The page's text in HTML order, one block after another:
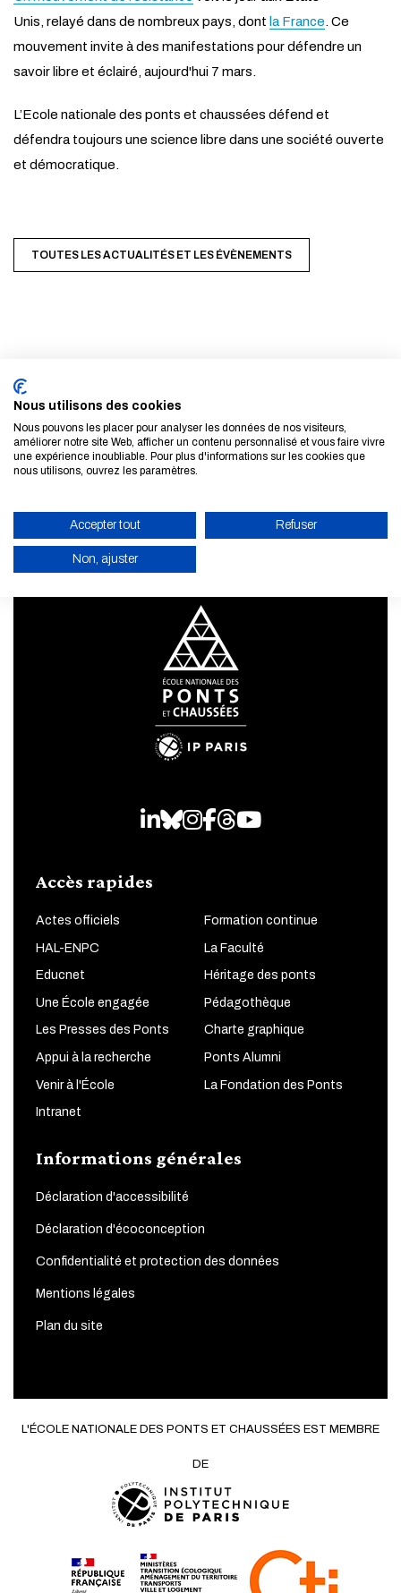
ACTIVER LE MODE ÉCO
ANNULER
Unis, relayé dans de nombreux pays, dont la France. Ce
mouvement invite à des manifestations pour défendre un
savoir libre et éclairé, aujourd'hui 7 mars.
L’Ecole nationale des ponts et chaussées défend et
défendra toujours une science libre dans une société ouverte
et démocratique.
TOUTES LES ACTUALITÉS ET LES ÉVÈNEMENTS
S'inscrire à la newsletter
EN SAVOIR PLUS
LinkedIn
Bluesky
Instagram
Facebook
Threads
Youtube
Accès rapides
Actes officiels Formation continue
HAL-ENPC La Faculté
Educnet Héritage des ponts
Une École engagée Pédagothèque
Les Presses des Ponts Charte graphique
Appui à la recherche Ponts Alumni
Venir à l'École La Fondation des Ponts
Intranet
Informations générales
Déclaration d'accessibilité
Déclaration d'écoconception
Confidentialité et protection des données
Mentions légales
Plan du site
L'ÉCOLE NATIONALE DES PONTS ET CHAUSSÉES EST MEMBRE
DE
Nous utilisons des cookies
Nous pouvons les placer pour analyser les données de nos visiteurs,
améliorer notre site Web, afficher un contenu personnalisé et vous faire vivre
une expérience inoubliable. Pour plus d'informations sur les cookies que
nous utilisons, ouvrez les paramètres.
Accepter tout Refuser
Non, ajuster